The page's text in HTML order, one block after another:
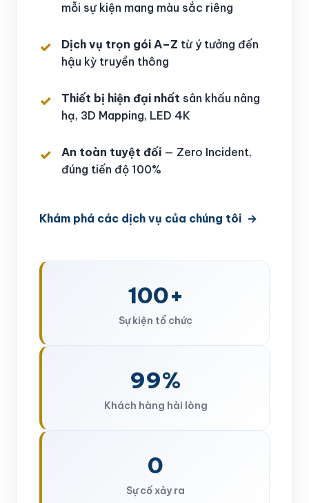
mỗi sự kiện mang màu sắc riêng
Dịch vụ trọn gói A–Z từ ý tưởng đến
hậu kỳ truyền thông
Thiết bị hiện đại nhất sân khấu nâng
hạ, 3D Mapping, LED 4K
An toàn tuyệt đối — Zero Incident,
đúng tiến độ 100%
Khám phá các dịch vụ của chúng tôi
100+
Sự kiện tổ chức
99%
Khách hàng hài lòng
0
Sự cố xảy ra